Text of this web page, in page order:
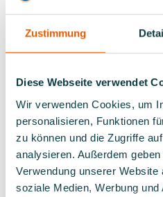
Zustimmung
Diese Webseite verwendet
Wir verwenden Cookies, um
personalisieren, Funktionen
zu können und die Zugriffe
analysieren. Außerdem
Verwendung unserer
soziale Medien, Werbung
Die Auswahl der besten
Nachwuchssportler im
finden sich die jungen
wieder. Das Team Germany
Nationen im internationalen
Wassersport.
Foto: Ben Kriemann /